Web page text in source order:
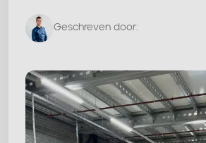
Geschreven door: